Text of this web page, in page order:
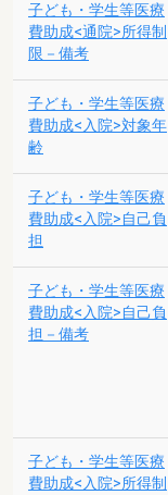
子ども・学生等医療
費助成<通院>所得制
限－備考
子ども・学生等医療
費助成<入院>対象年
齢
子ども・学生等医療
費助成<入院>自己負
担
子ども・学生等医療
費助成<入院>自己負
担－備考
子ども・学生等医療
費助成<入院>所得制